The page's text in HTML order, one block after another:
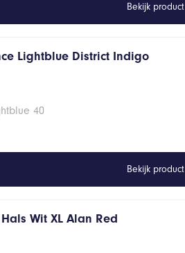
Bekijk product
Lightblue District Indigo
40
Bekijk product
Wit XL Alan Red